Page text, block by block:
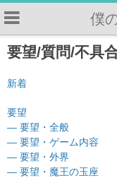
僕
要望/質問/不具
新着
要望
— 要望・全般
— 要望・ゲーム内容
— 要望・外界
— 要望・魔王の玉座